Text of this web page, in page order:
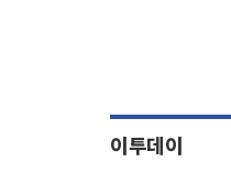
이투데이